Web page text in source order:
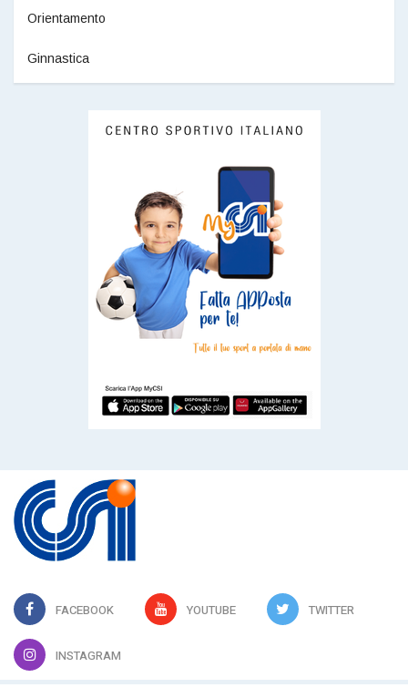
Orientamento
Ginnastica
FACEBOOK YOUTUBE TWITTER
INSTAGRAM